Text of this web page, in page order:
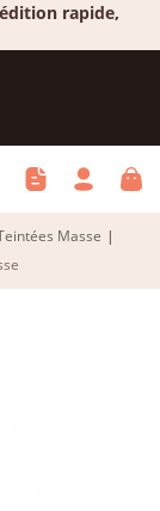
rapide,
Masse |